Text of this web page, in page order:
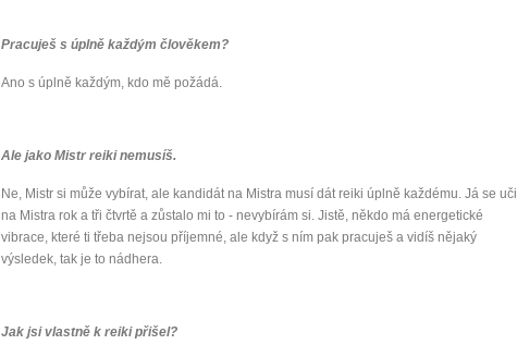
Pracuješ s úplně každým člověkem?
Ano s úplně každým, kdo mě požádá.
Ale jako Mistr reiki nemusíš.
Ne, Mistr si může vybírat, ale kandidát na Mistra musí dát reiki úplně každému. Já se učil
na Mistra rok a tři čtvrtě a zůstalo mi to - nevybírám si. Jistě, někdo má energetické
vibrace, které ti třeba nejsou příjemné, ale když s ním pak pracuješ a vidíš nějaký
výsledek, tak je to nádhera.
Jak jsi vlastně k reiki přišel?